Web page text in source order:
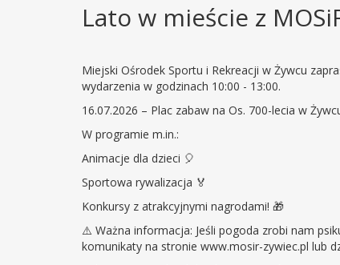
Lato w mieście z
Miejski Ośrodek Sportu i Rekreacji w Żywcu
wydarzenia w godzinach 10:00 - 13:00.
16.07.2026 – Plac zabaw na Os. 700-lecia w
W programie m.in.:
Animacje dla dzieci 🎈
Sportowa rywalizacja 🏅
Konkursy z atrakcyjnymi nagrodami! 🎁
⚠️ Ważna informacja: Jeśli pogoda zrobi nam
komunikaty na stronie www.mosir-zywiec.pl lub